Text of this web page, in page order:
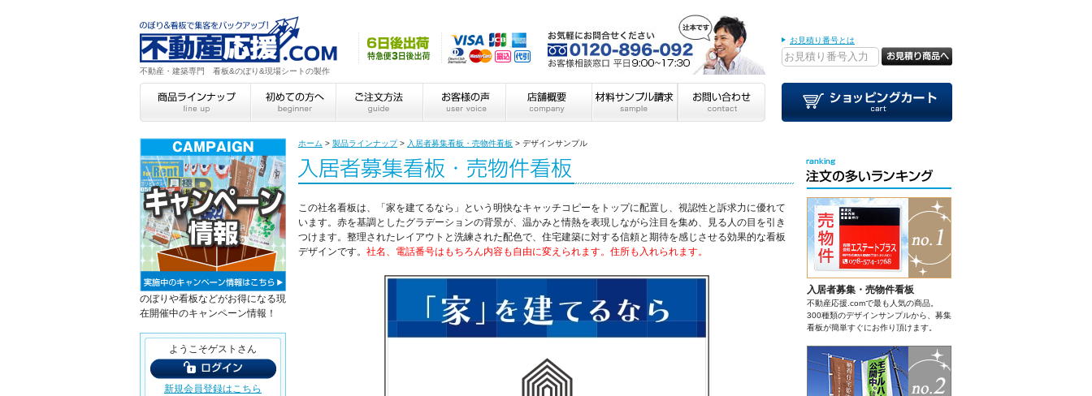
不動産・建築専門 看板&のぼり&現場シートの製作
お見積り番号とは
ホーム > 製品ラインナップ> 入居者募集看板・売物件看板 > デザインサンプル
この社名看板は、「家を建てるなら」という明快なキャッチコピーをトップに配置し、視認性と訴求力に優れて
います。赤を基調としたグラデーションの背景が、温かみと情熱を表現しながら注目を集め、見る人の目を引き
つけます。整理されたレイアウトと洗練された配色で、住宅建築に対する信頼と期待を感じさせる効果的な看板
デザインです。 社名、電話番号はもちろん内容も自由に変えられます。住所も入れられます。
入居者募集・売物件看板
不動産応援.comで最も人気の商品。
300種類のデザインサンプルから、募集
看板が簡単すぐにお作り頂けます。
のぼりや看板などがお得になる現
在開催中のキャンペーン情報！
ようこそゲストさん
新規会員登録はこちら